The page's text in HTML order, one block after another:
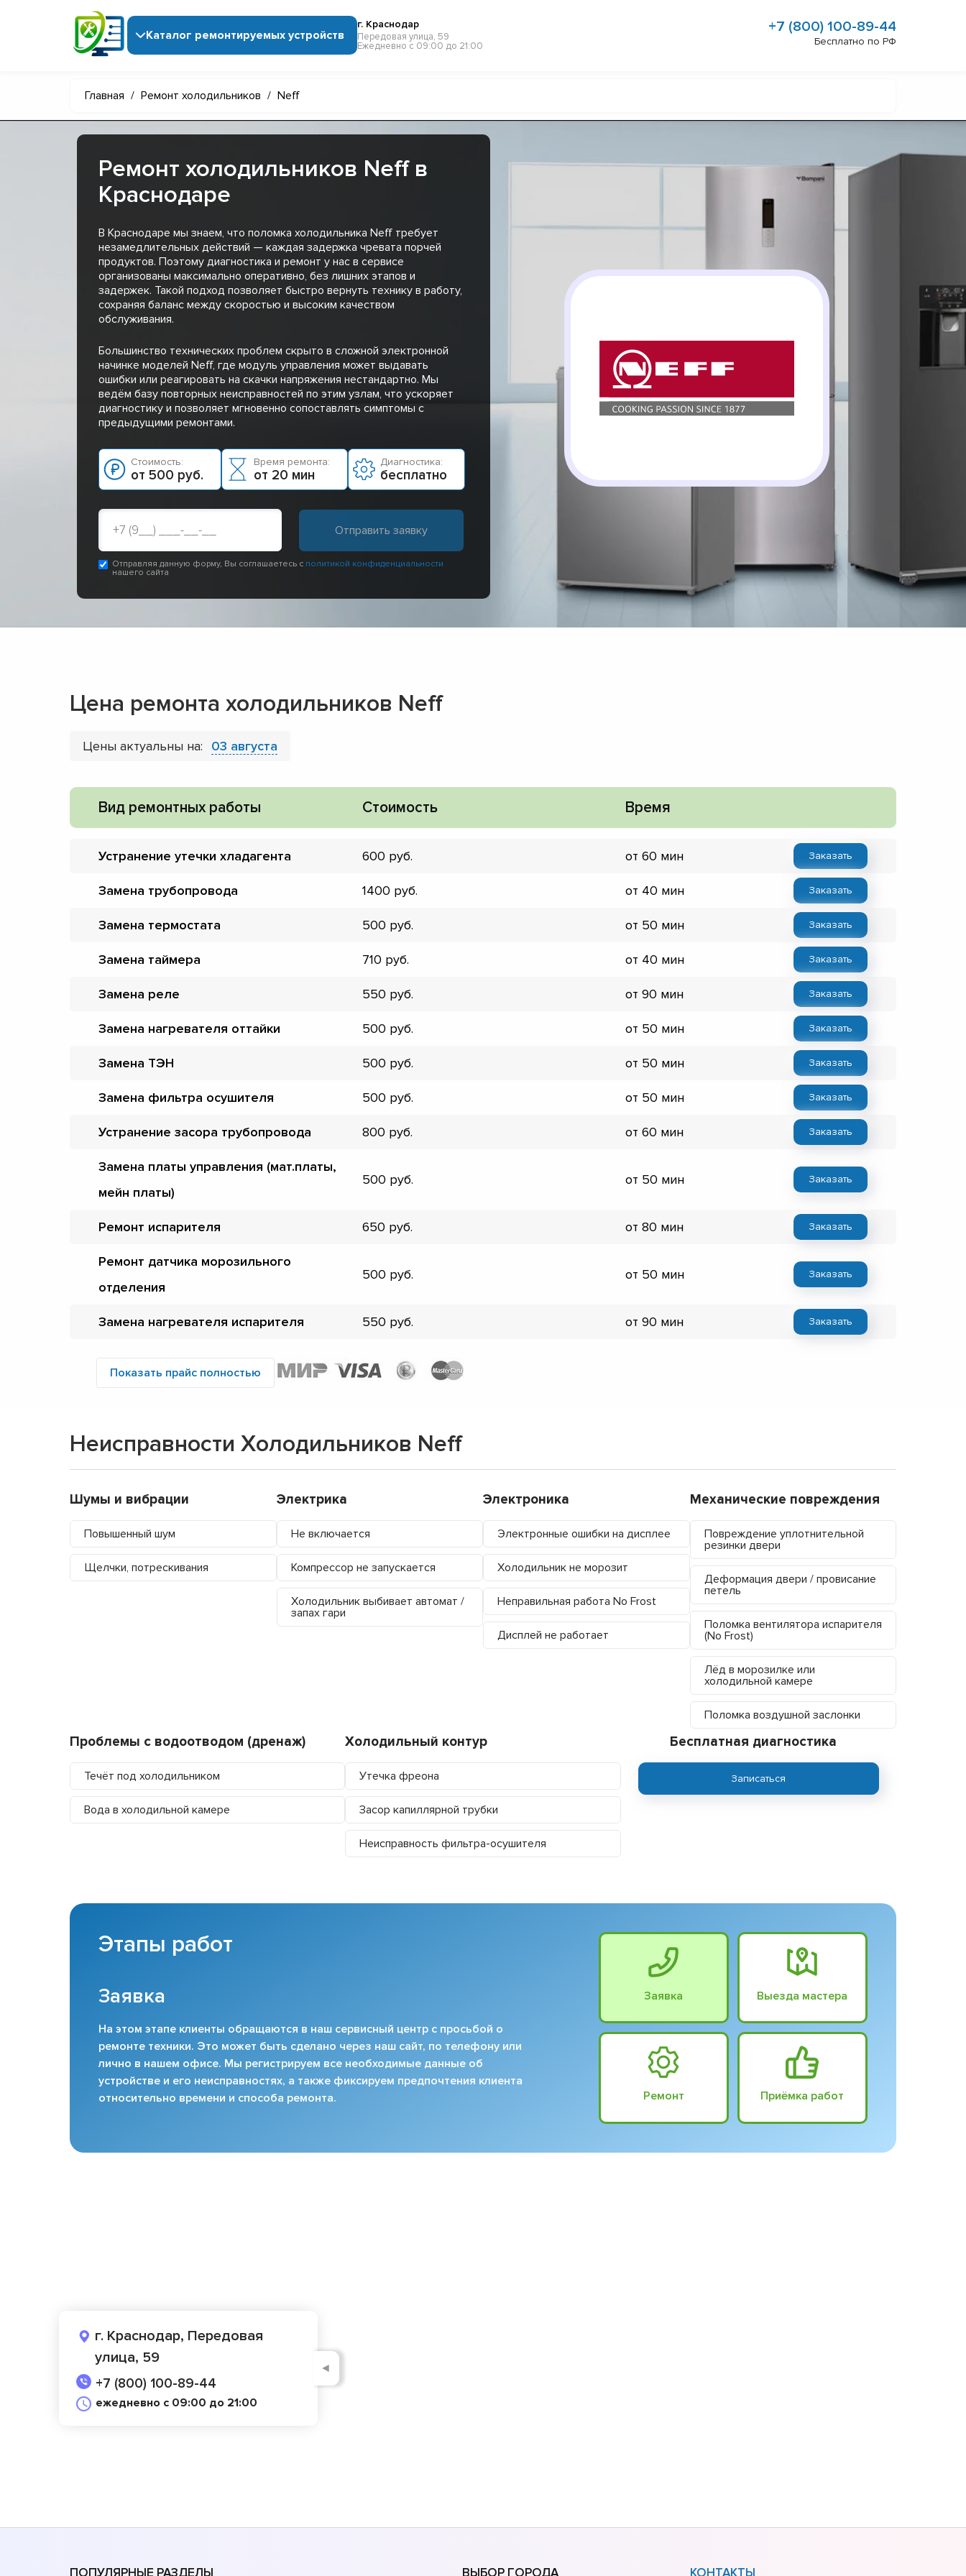
Каталог ремонтируемых устройств
г. Краснодар
Передовая улица, 59
Ежедневно с 09:00 до 21:00
+7 (800) 100-89-44
Бесплатно по РФ
Главная / Ремонт холодильников / Neff
Ремонт холодильников Neff в
Краснодаре
В Краснодаре мы знаем, что поломка холодильника Neff требует
незамедлительных действий — каждая задержка чревата порчей
продуктов. Поэтому диагностика и ремонт у нас в сервисе
организованы максимально оперативно, без лишних этапов и
задержек. Такой подход позволяет быстро вернуть технику в работу,
сохраняя баланс между скоростью и высоким качеством
обслуживания.
Большинство технических проблем скрыто в сложной электронной
начинке моделей Neff, где модуль управления может выдавать
ошибки или реагировать на скачки напряжения нестандартно. Мы
ведём базу повторных неисправностей по этим узлам, что ускоряет
диагностику и позволяет мгновенно сопоставлять симптомы с
предыдущими ремонтами.
Стоимость:
от 500 руб.
Время ремонта:
от 20 мин
Диагностика:
бесплатно
Отправляя данную форму, Вы соглашаетесь с политикой конфиденциальности
нашего сайта
Цена ремонта холодильников Neff
Цены актуальны на: 03 августа
Вид ремонтных работы Стоимость Время
Устранение утечки хладагента 600 от 60 мин Заказать
Замена трубопровода 1400 от 40 мин Заказать
Замена термостата 500 от 50 мин Заказать
Замена таймера 710 от 40 мин Заказать
Замена реле 550 от 90 мин Заказать
Замена нагревателя оттайки 500 от 50 мин Заказать
Замена ТЭН 500 от 50 мин Заказать
Замена фильтра осушителя 500 от 50 мин Заказать
Устранение засора трубопровода 800 от 60 мин Заказать
Замена платы управления (мат.платы,
мейн платы)
500 от 50 мин Заказать
Ремонт испарителя 650 от 80 мин Заказать
Ремонт датчика морозильного
отделения
500 от 50 мин Заказать
Замена нагревателя испарителя 550 от 90 мин Заказать
Показать прайс полностью
Неисправности Холодильников Neff
Шумы и вибрации
Повышенный шум
Щелчки, потрескивания
Электрика
Не включается
Компрессор не запускается
Холодильник выбивает автомат /
запах гари
Электроника
Электронные ошибки на дисплее
Холодильник не морозит
Неправильная работа No Frost
Дисплей не работает
Механические повреждения
Повреждение уплотнительной
резинки двери
Деформация двери / провисание
петель
Поломка вентилятора испарителя
(No Frost)
Лёд в морозилке или
холодильной камере
Поломка воздушной заслонки
Проблемы с водоотводом (дренаж)
Течёт под холодильником
Вода в холодильной камере
Холодильный контур
Утечка фреона
Засор капиллярной трубки
Неисправность фильтра-осушителя
Бесплатная диагностика
Записаться
Этапы работ
Заявка
На этом этапе клиенты обращаются в наш сервисный центр с просьбой о
ремонте техники. Это может быть сделано через наш сайт, по телефону или
лично в нашем офисе. Мы регистрируем все необходимые данные об
устройстве и его неисправностях, а также фиксируем предпочтения клиента
относительно времени и способа ремонта.
Заявка Выезда мастера
Ремонт Приёмка работ
г. Краснодар, Передовая
улица, 59
+7 (800) 100-89-44
ежедневно с 09:00 до 21:00
◄
ПОПУЛЯРНЫЕ РАЗДЕЛЫ ВЫБОР ГОРОДА КОНТАКТЫ